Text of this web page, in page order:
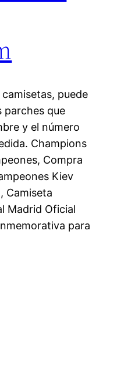
puede
parches que
y el número
Champions
Compra
Kiev
Camiseta
Madrid Oficial
para